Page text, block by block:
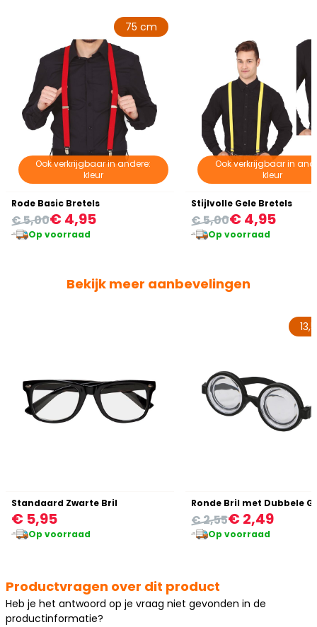
Ook verkrijgbaar in andere:
kleur
75 cm
Rode Basic Bretels
€ 4,95
€ 5,00
Op voorraad
Ook verkrijgbaar in
kleur
Stijlvolle Gele Bretels
€ 4,95
€ 5,00
Op voorraad
Bekijk meer aanbevelingen
Standaard Zwarte Bril
€ 5,95
Op voorraad
Ronde Bril met Dubbele
€ 2,49
€ 2,55
Op voorraad
Productvragen over dit product
Heb je het antwoord op je vraag niet gevonden in de
productinformatie?